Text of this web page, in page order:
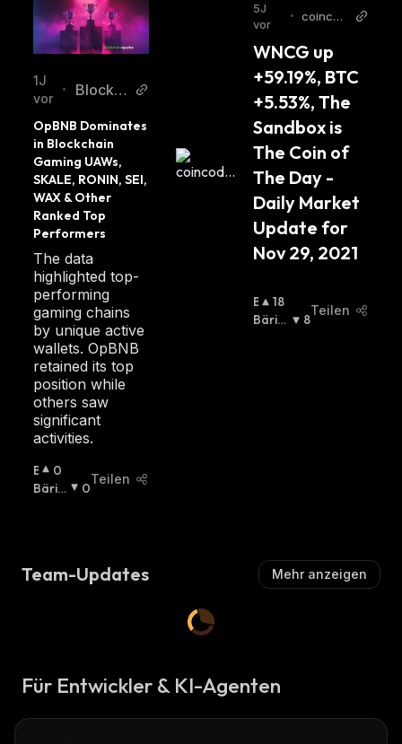
1J
vor
•
Blockc
porter
OpBNB Dominates
in Blockchain
Gaming UAWs,
SKALE, RONIN, SEI,
WAX & Other
Ranked Top
Performers
The data
highlighted top-
performing
gaming chains
by unique active
wallets. OpBNB
retained its top
position while
others saw
significant
activities.
B
U
H
0
Bäris
0
Teilen
5J
vor
• coincod
WNCG up
+59.19%, BTC
+5.53%, The
Sandbox is
The Coin of
The Day -
Daily Market
Update for
Nov 29, 2021
B
U
18
Bäris
8
Teilen
Team-Updates Mehr anzeigen
Für Entwickler & KI-Agenten